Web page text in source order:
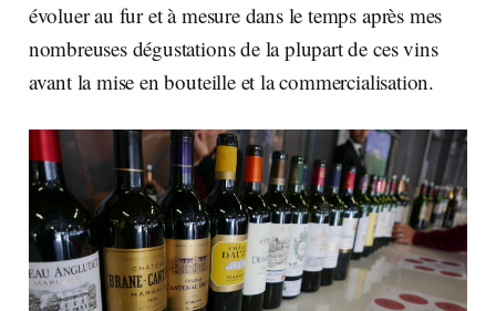
évoluer au fur et à mesure dans le temps après mes
nombreuses dégustations de la plupart de ces vins
avant la mise en bouteille et la commercialisation.